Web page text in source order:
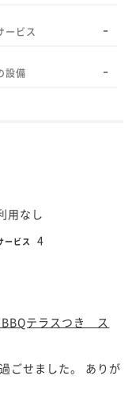
ービス -
設備 -
用なし
ービス 4
BBQテラスつき ス
ごせました。 ありが